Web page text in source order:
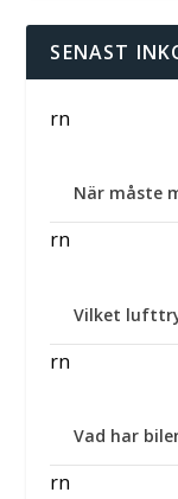
SENAST
rn
När måste
rn
Vilket
rn
Vad har
rn